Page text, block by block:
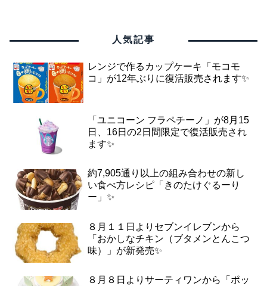
人気記事
レンジで作るカップケーキ「モコモ
コ」が12年ぶりに復活販売されます✨
「ユニコーン フラペチーノ」が8月15
日、16日の2日間限定で復活販売され
ます✨
約7,905通り以上の組み合わせの新し
い食べ方レシピ「きのたけぐるーり
ー」✨
８月１１日よりセブンイレブンから
「おかしなチキン（ブタメンとんこつ
味）」が新発売✨
８月８日よりサーティワンから「ポッ